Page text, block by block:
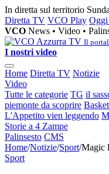
In diretta sul territorio
Diretta TV VCO Play
VCO News • Video •
Il
I nostri video
Home Diretta TV Notizie
Video
Tutte le categorie TG il
piemonte da scoprire
L'Appetito vien leggendo
Storie a 4 Zampe
Palinsesto CMS
Home/Notizie/Sport/Magic
Sport